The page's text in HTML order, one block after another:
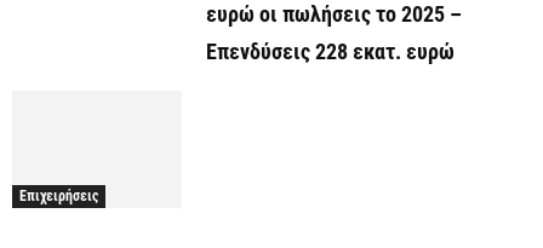
ευρώ οι πωλήσεις το 2025 –
Επενδύσεις 228 εκατ. ευρώ
Επιχειρήσεις